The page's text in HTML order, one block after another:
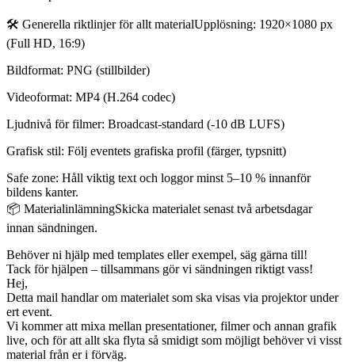
🛠️ Generella riktlinjer för allt materialUpplösning: 1920×1080 px
(Full HD, 16:9)
Bildformat: PNG (stillbilder)
Videoformat: MP4 (H.264 codec)
Ljudnivå för filmer: Broadcast-standard (-10 dB LUFS)
Grafisk stil: Följ eventets grafiska profil (färger, typsnitt)
Safe zone: Håll viktig text och loggor minst 5–10 % innanför
bildens kanter.
📦 MaterialinlämningSkicka materialet senast två arbetsdagar
innan sändningen.
Behöver ni hjälp med templates eller exempel, säg gärna till!
Tack för hjälpen – tillsammans gör vi sändningen riktigt vass!
Hej,
Detta mail handlar om materialet som ska visas via projektor under
ert event.
Vi kommer att mixa mellan presentationer, filmer och annan grafik
live, och för att allt ska flyta så smidigt som möjligt behöver vi visst
material från er i förväg.